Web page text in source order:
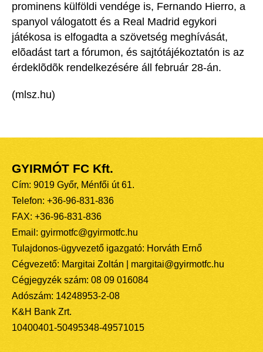
prominens külföldi vendége is, Fernando Hierro, a
spanyol válogatott és a Real Madrid egykori
játékosa is elfogadta a szövetség meghívását,
elõadást tart a fórumon, és sajtótájékoztatón is az
érdeklõdõk rendelkezésére áll február 28-án.
(mlsz.hu)
GYIRMÓT FC Kft.
Cím: 9019 Győr, Ménfői út 61.
Telefon: +36-96-831-836
FAX: +36-96-831-836
Email: gyirmotfc@gyirmotfc.hu
Tulajdonos-ügyvezető igazgató: Horváth Ernő
Cégvezető: Margitai Zoltán | margitai@gyirmotfc.hu
Cégjegyzék szám: 08 09 016084
Adószám: 14248953-2-08
K&H Bank Zrt.
10400401-50495348-49571015